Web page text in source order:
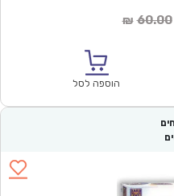
₪ 60.00
הוספה לסל